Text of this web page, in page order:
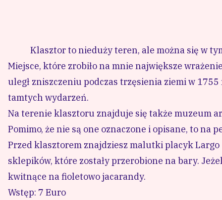
Klasztor to nieduży teren, ale można się w
Miejsce, które zrobiło na mnie największe
uległ zniszczeniu podczas trzęsienia ziemi w
tamtych wydarzeń.
Na terenie klasztoru znajduje się także muzeum
Pomimo, że nie są one oznaczone i opisane, to na
Przed klasztorem znajdziesz malutki placyk
sklepików, które zostały przerobione na bary.
kwitnące na fioletowo jacarandy.
Wstęp: 7 Euro